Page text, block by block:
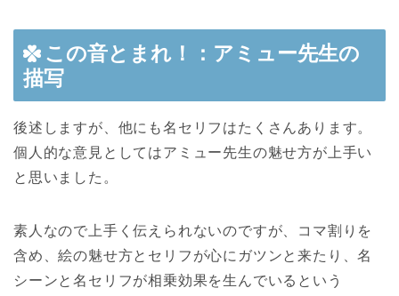
この音とまれ！：アミュー先生の
描写
後述しますが、他にも名セリフはたくさんあります。
個人的な意見としてはアミュー先生の魅せ方が上手い
と思いました。
素人なので上手く伝えられないのですが、コマ割りを
含め、絵の魅せ方とセリフが心にガツンと来たり、名
シーンと名セリフが相乗効果を生んでいるという